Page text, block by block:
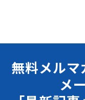
無料メルマ
メ